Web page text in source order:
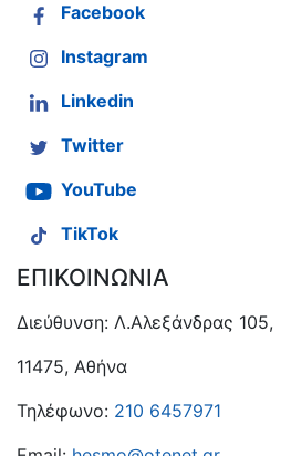
Facebook
Instagram
Linkedin
Twitter
YouTube
TikTok
ΕΠΙΚΟΙΝΩΝΙΑ
Διεύθυνση: Λ.Αλεξάνδρας 105,
11475, Αθήνα
Τηλέφωνο: 210 6457971